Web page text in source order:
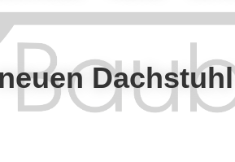
Dachstuhl